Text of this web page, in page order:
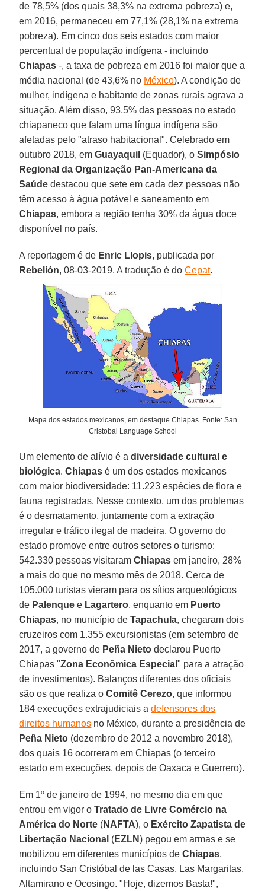
de 78,5% (dos quais 38,3% na extrema pobreza) e,
em 2016, permaneceu em 77,1% (28,1% na extrema
pobreza). Em cinco dos seis estados com maior
percentual de população indígena - incluindo
Chiapas -, a taxa de pobreza em 2016 foi maior que a
média nacional (de 43,6% no México). A condição de
mulher, indígena e habitante de zonas rurais agrava a
situação. Além disso, 93,5% das pessoas no estado
chiapaneco que falam uma língua indígena são
afetadas pelo "atraso habitacional". Celebrado em
outubro 2018, emGuayaquil (Equador), o Simpósio
Regional da Organização Pan-Americana da
Saúde destacou que sete em cada dez pessoas não
têm acesso à água potável e saneamento em
Chiapas, embora a região tenha 30% da água doce
disponível no país.
A reportagem é de Enric Llopis, publicada por
Rebelión, 08-03-2019. A tradução é doCepat.
Mapa dos estados mexicanos, em destaque Chiapas. Fonte: San
Cristobal Language School
Um elemento de alívio é adiversidade cultural e
biológica.Chiapas é um dos estados mexicanos
com maior biodiversidade: 11.223 espécies de flora e
fauna registradas. Nesse contexto, um dos problemas
é o desmatamento, juntamente com a extração
irregular e tráfico ilegal de madeira. O governo do
estado promove entre outros setores o turismo:
542.330 pessoas visitaramChiapas em janeiro, 28%
a mais do que no mesmo mês de 2018. Cerca de
105.000 turistas vieram para os sítios arqueológicos
de Palenque e Lagartero, enquanto em Puerto
Chiapas, no município deTapachula, chegaram dois
cruzeiros com 1.355 excursionistas (em setembro de
2017, a governo de Peña Nieto declarou Puerto
Chiapas "Zona Econômica Especial" para a atração
de investimentos). Balanços diferentes dos oficiais
são os que realiza oComitê Cerezo, que informou
184 execuções extrajudiciais adefensores dos
direitos humanos no México, durante a presidência de
Peña Nieto (dezembro de 2012 a novembro 2018),
dos quais 16 ocorreram em Chiapas (o terceiro
estado em execuções, depois de Oaxaca e Guerrero).
Em 1º de janeiro de 1994, no mesmo dia em que
entrou em vigor oTratado de Livre Comércio na
América do Norte (NAFTA), o Exército Zapatista de
Libertação Nacional (EZLN) pegou em armas e se
mobilizou em diferentes municípios deChiapas,
incluindo San Cristóbal de las Casas, Las Margaritas,
Altamirano e Ocosingo. "Hoje, dizemos Basta!",